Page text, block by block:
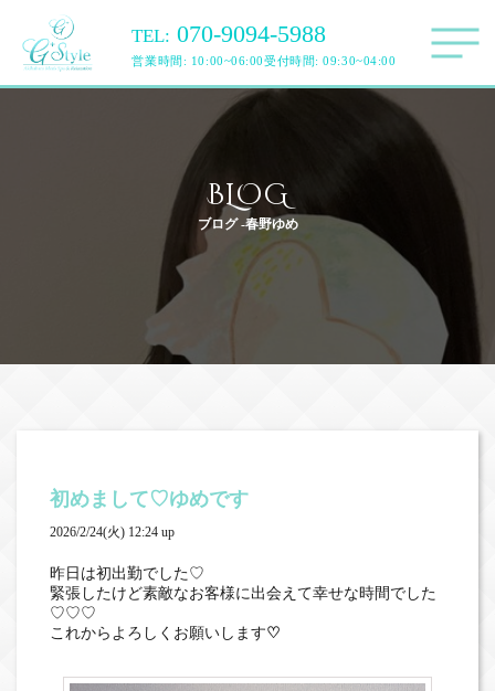
TEL: 070-9094-5988
営業時間: 10:00~06:00受付時間: 09:30~04:00
BLOG
ブログ -春野ゆめ
初めまして♡ゆめです
2026/2/24(火) 12:24 up
昨日は初出勤でした♡
緊張したけど素敵なお客様に出会えて幸せな時間でした
♡♡♡
これからよろしくお願いします♡